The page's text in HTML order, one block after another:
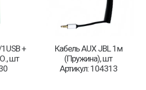
+
шт
Кабель AUX JBL 1м
(Пружина), шт
Артикул: 104313